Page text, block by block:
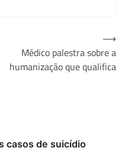
Médico palestra sobre a
humanização que qualifica
⟶
casos de suicídio